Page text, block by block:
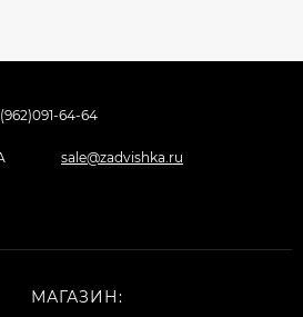
64-64
sale@zadvishka.ru
МАГАЗИН: